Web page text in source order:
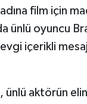
film için
ünlü oyuncu
içerikli
aktörün